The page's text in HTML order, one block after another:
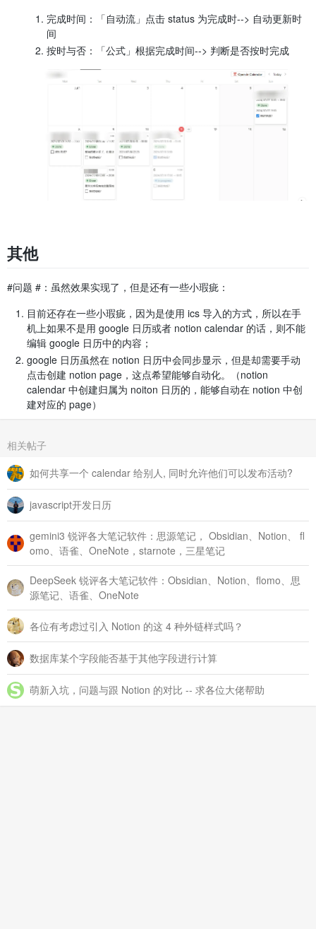
完成时间：「自动流」点击 status 为完成时--> 自动更新时
间
按时与否：「公式」根据完成时间--> 判断是否按时完成​
其他
​#问题 #​：虽然效果实现了，但是还有一些小瑕疵：
目前还存在一些小瑕疵，因为是使用 ics 导入的方式，所以在手
机上如果不是用 google 日历或者 notion calendar 的话，则不能
编辑 google 日历中的内容；
google 日历虽然在 notion 日历中会同步显示，但是却需要手动
点击创建 notion page，这点希望能够自动化。（notion
calendar 中创建归属为 noiton 日历的，能够自动在 notion 中创
建对应的 page）
相关帖子
如何共享一个 calendar 给别人, 同时允许他们可以发布活动?
javascript开发日历
gemini3 锐评各大笔记软件：思源笔记， Obsidian、Notion、 fl
omo、语雀、OneNote，starnote，三星笔记
DeepSeek 锐评各大笔记软件：Obsidian、Notion、flomo、思
源笔记、语雀、OneNote
各位有考虑过引入 Notion 的这 4 种外链样式吗？
数据库某个字段能否基于其他字段进行计算
萌新入坑，问题与跟 Notion 的对比 -- 求各位大佬帮助